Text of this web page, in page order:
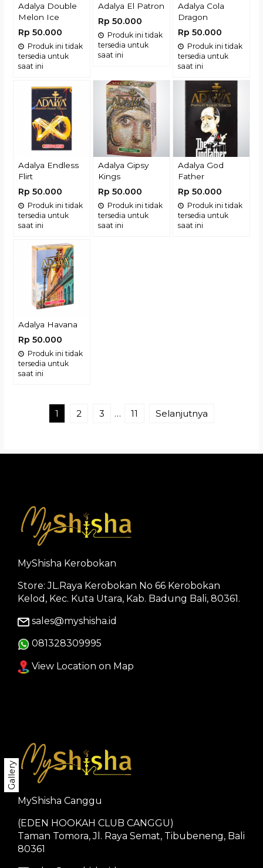
Adalya Double
Melon Ice
Rp 50.000
Produk ini tidak
tersedia untuk
saat ini
Adalya El Patron
Rp 50.000
Produk ini tidak
tersedia untuk
saat ini
Adalya Cola
Dragon
Rp 50.000
Produk ini tidak
tersedia untuk
saat ini
Adalya Endless
Flirt
Rp 50.000
Produk ini tidak
tersedia untuk
saat ini
Adalya Gipsy
Kings
Rp 50.000
Produk ini tidak
tersedia untuk
saat ini
Adalya God
Father
Rp 50.000
Produk ini tidak
tersedia untuk
saat ini
Adalya Havana
Rp 50.000
Produk ini tidak
tersedia untuk
saat ini
1 2 3 … 11 Selanjutnya
Gallery
MyShisha Kerobokan
Store: JL.Raya Kerobokan No 66 Kerobokan
Kelod, Kec. Kuta Utara, Kab. Badung Bali, 80361.
sales@myshisha.id
081328309995
View Location on Map
MyShisha Canggu
(EDEN HOOKAH CLUB CANGGU)
Taman Tomora, Jl. Raya Semat, Tibubeneng, Bali
80361